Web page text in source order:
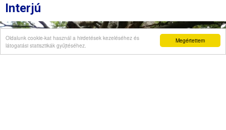
Megértettem
Oldalunk cookie-kat használ a hirdetések kezeléséhez és
látogatási statisztikák gyűjtéséhez.
Interjú